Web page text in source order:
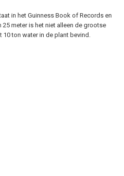
in het Guinness Book of Records en
meter is het niet alleen de grootse
ton water in de plant bevind.